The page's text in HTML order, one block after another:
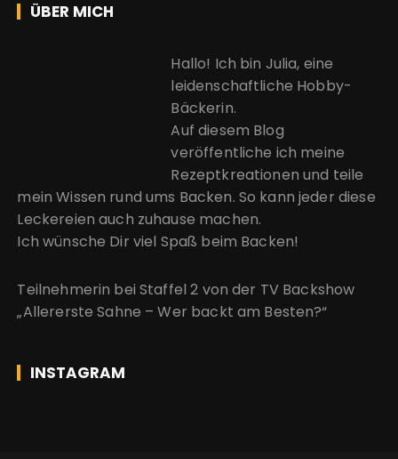
ÜBER MICH
Hallo! Ich bin Julia, eine
leidenschaftliche Hobby-
Bäckerin.
Auf diesem Blog
veröffentliche ich meine
Rezeptkreationen und teile
mein Wissen rund ums Backen. So kann jeder diese
Leckereien auch zuhause machen.
Ich wünsche Dir viel Spaß beim Backen!
Teilnehmerin bei Staffel 2 von der TV Backshow
„Allererste Sahne – Wer backt am Besten?“
INSTAGRAM